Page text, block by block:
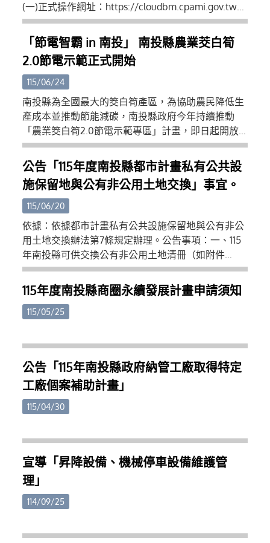
(一)正式操作網址：https://cloudbm.cpami.gov.tw
(二)帳號申請操作教學：https://reurl.cc/N04Zgm
(三)主管機關操作訓練講義：https://reurl.cc/dDL116
(四)APP操作訓練講義：https://reurl.cc/514lrG (五)檢
查機構操作訓練講義：https://reurl.cc/113oAp (六)專
業廠商操作訓練講義：https://reurl.cc/aVLNKX (七)
營建署昇降及機械設備許可證全國連線專業廠商社群
教學平台：https://reurl.cc/kXr7mK (八)教學影片：
https://www.youtube.com/playlist?
list=PLD8ChIrJclXHthG9RyixJ9l3PX9v2fIP5 三、旨揭
商（瑪力資訊股份有限公司，（02）2748-5205，
cipei@cpami.gov.tw），或請加入Line「營建署昇降
及機械設備許可證全國連線系統專業廠商社群」進行
相關意見諮詢。
「節電智霸 in 南投」 南投縣農業茭白筍
2.0節電示範正式開始
115/06/24
南投縣為全國最大的筊白筍產區，為協助農民降低生
產成本並推動節能減碳，南投縣政府今年持續推動
「農業筊白筍2.0節電示範專區」計畫，即日起開放
申請至7月31日止，歡迎縣內筊白筍農民、產銷班及學
術單位踴躍參與，共同打造低碳永續農業環境。縣府
表示，筊白筍冬季生產多仰賴夜間燈照技術促進結
筍，傳統高壓鈉燈耗電量高，在近年氣候變遷及能源
成本上升的影響下，農民經營壓力日益增加。為此，
縣府於110年及111年辦理節電示範專區，協助農民導入
高效率LED燈具，獲得良好成效，不僅有效降低用電
支出，也兼顧筊白筍品質與產量。縣府於6月23日辦
理的活動推廣說明會中，多位曾參與110或111年示範專
後，電費支出明顯減少，作物生長情形仍維持穩定，
對降低生產成本有實質幫助。部分示範案例更顯示，
在專業規劃配置下，可節省約三分之一至三分之二的
智慧科學的技術協助農友評估適合的燈具數量及照明
配置，在不影響作物生長的前提下提升節電效益，讓
農民能將省下的電費轉化為實質收益，提升產業競爭
力，獨霸鰲頭。歡迎縣內筊白筍農民及相關單位把握
機會申請。相關資訊可洽南投節電辦公室（049-
洽詢。
公告「115年度南投縣都市計畫私有公共設
施保留地與公有非公用土地交換」事宜。
115/06/20
依據：依據都市計畫私有公共設施保留地與公有非公
用土地交換辦法第7條規定辦理。公告事項：一、115
年南投縣可供交換公有非公用土地清冊（如附件
一）。二、公告時間：自中華民國115年6月15日起至
115年7月14日止，共計30日。三、 受理申請日期：自
中華民國115年6月15日起至115年7月14日止，共計30
日。四、 公告期間相關土地所有權人可至本府建設處
申請期間向本府提出申請。五、 土地所有權人申請交
格審查收件截止日前二個月內之都市計畫土地使用分
區證明書、土地登記（簿）謄本、地籍圖謄本。(三)
土地所有權人之身分證明文件；其為法人者，其法人
登記證明文件。屬影本者，並應切結與正本相符，所
(四)土地已設定他項權利，應檢附他項權利人同意於
辦理交換土地所有權移轉登記時，同時塗銷原設定他
項權利之同意書(格式如附件三)。(五)土地已興建臨時
建築使用者，應檢附臨時建築物權利人同意於勘查前
自行拆除騰空之同意書(格式如附件三)；其自願贈與
地無出租、出借、被占用、限制登記或有產權糾紛之
115年度南投縣商圈永續發展計畫申請須知
115/05/25
公告「115年南投縣政府納管工廠取得特定
工廠個案補助計畫」
115/04/30
宣導「昇降設備、機械停車設備維護管
理」
114/09/25